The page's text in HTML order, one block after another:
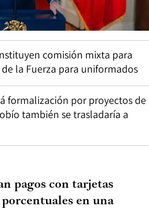
comisión mixta para
la Fuerza para uniformados
formalización por proyectos de
también se trasladaría a
pagos con tarjetas
en una